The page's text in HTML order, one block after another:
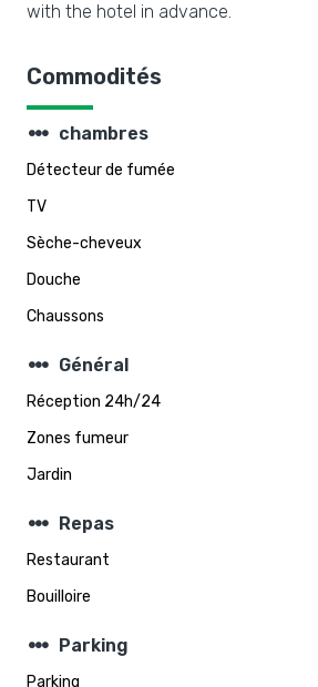
with the hotel in advance.
Commodités
steppers chambres
Détecteur de fumée
TV
Sèche-cheveux
Douche
Chaussons
steppers Général
Réception 24h/24
Zones fumeur
Jardin
steppers Repas
Restaurant
Bouilloire
steppers Parking
Parking